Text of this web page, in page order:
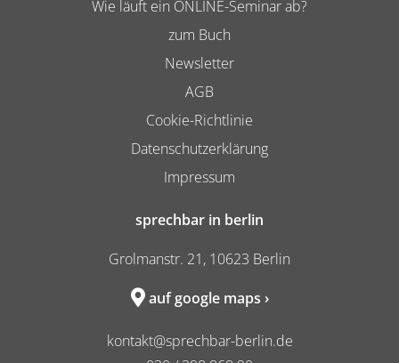
Wie läuft ein ONLINE-Seminar ab?
zum Buch
Newsletter
AGB
Cookie-Richtlinie
Datenschutzerklärung
Impressum
sprechbar in berlin
Grolmanstr. 21, 10623 Berlin
auf google maps ›
kontakt@sprechbar-berlin.de